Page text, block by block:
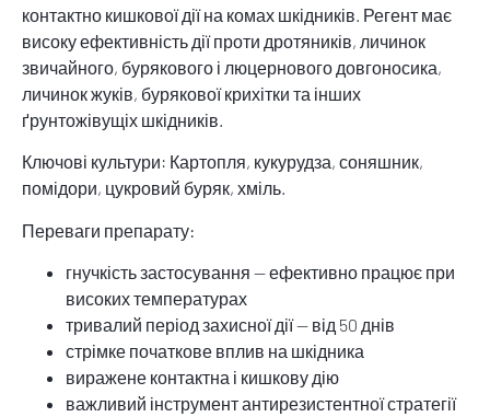
контактно кишкової дії на комах шкідників. Регент має
високу ефективність дії проти дротяників, личинок
звичайного, бурякового і люцернового довгоносика,
личинок жуків, бурякової крихітки та інших
ґрунтожівущіх шкідників.
Ключові культури: Картопля, кукурудза, соняшник,
помідори, цукровий буряк, хміль.
Переваги препарату:
гнучкість застосування — ефективно працює при
високих температурах
тривалий період захисної дії — від 50 днів
стрімке початкове вплив на шкідника
виражене контактна і кишкову дію
важливий інструмент антирезистентної стратегії